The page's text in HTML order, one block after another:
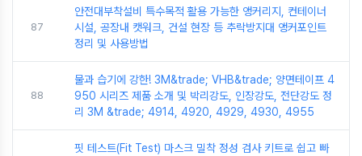
87
안전대부착설비 특수목적 활용 가능한 앵커리지, 컨테이너
시설, 공장내 캣워크, 건설 현장 등 추락방지대 앵커포인트
정리 및 사용방법
88
물과 습기에 강한! 3M&trade; VHB&trade; 양면테이프 4
950 시리즈 제품 소개 및 박리강도, 인장강도, 전단강도 정
리 3M &trade; 4914, 4920, 4929, 4930, 4955
핏 테스트(Fit Test) 마스크 밀착 정성 검사 키트로 쉽고 빠